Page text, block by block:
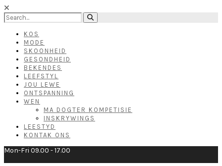
KOS
MODE
SKOONHEID
GESONDHEID
BEKENDES
LEEFSTYL
JOU LEWE
ONTSPANNING
WEN
MA DOGTER KOMPETISIE
INSKRYWINGS
LEESTYD
KONTAK ONS
Mon-Fri 09.00 - 17.00